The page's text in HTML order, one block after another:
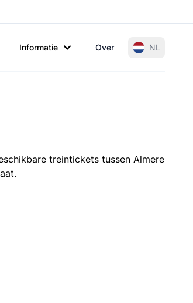
Informatie Over NL
treintickets tussen Almere